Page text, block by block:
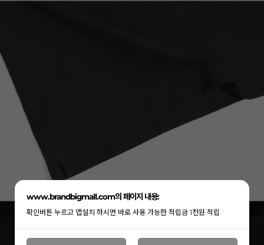
www.brandbigmall.com의 페이지 내용:
확인버튼 누르고 앱설치 하시면 바로 사용 가능한 적립금 1천원 적립